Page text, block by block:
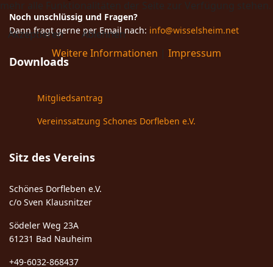
Noch unschlüssig und Fragen?
Dann fragt gerne per Email nach: info@wisselsheim.net
Downloads
Mitgliedsantrag
Vereinssatzung Schones Dorfleben e.V.
Sitz des Vereins
Schönes Dorfleben e.V.
c/o Sven Klausnitzer
Södeler Weg 23A
61231 Bad Nauheim
+49-6032-868437
Akzeptieren
Ablehnen
Weitere Informationen
Impressum